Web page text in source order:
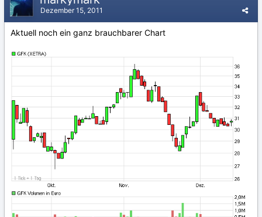
Dezember 15, 2011
Aktuell noch ein ganz brauchbarer Chart